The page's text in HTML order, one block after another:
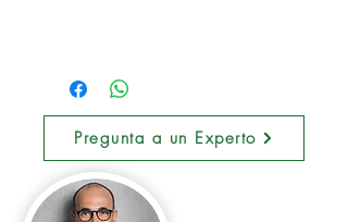
Pregunta a un Experto